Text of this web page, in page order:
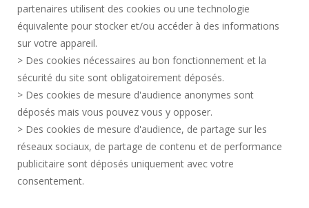
MENTIONS LÉGALES
CONTACTS
SERVICES PUBLICS +
CRÉDITS
JE DONNE MON AVIS
ACCESSIBILITÉ : NON CONFORME
partenaires utilisent des cookies ou une technologie
équivalente pour stocker et/ou accéder à des informations
sur votre appareil.
> Des cookies nécessaires au bon fonctionnement et la
sécurité du site sont obligatoirement déposés.
> Des cookies de mesure d'audience anonymes sont
déposés mais vous pouvez vous y opposer.
> Des cookies de mesure d'audience, de partage sur les
réseaux sociaux, de partage de contenu et de performance
publicitaire sont déposés uniquement avec votre
consentement.